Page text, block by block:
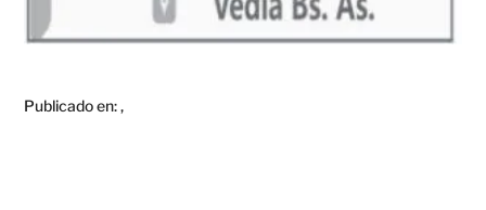
Publicado en:,